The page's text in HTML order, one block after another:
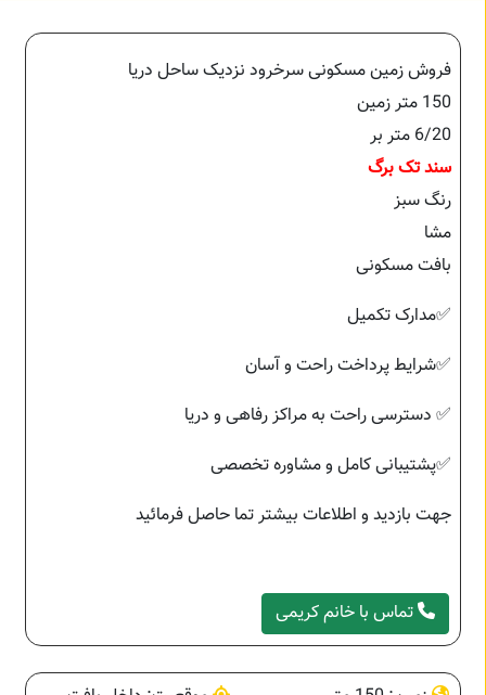
فروش زمین مسکونی سرخرود نزدیک ساحل دریا
150 متر زمین
6/20 متر بر
سند تک برگ
رنگ سبز
مشا
بافت مسکونی
✅مدارک تکمیل
✅شرایط پرداخت راحت و آسان
✅ دسترسی راحت به مراکز رفاهی و دریا
✅پشتیبانی کامل و مشاوره تخصصی
جهت بازدید و اطلاعات بیشتر تما حاصل فرمائید
تماس با خانم کریمی